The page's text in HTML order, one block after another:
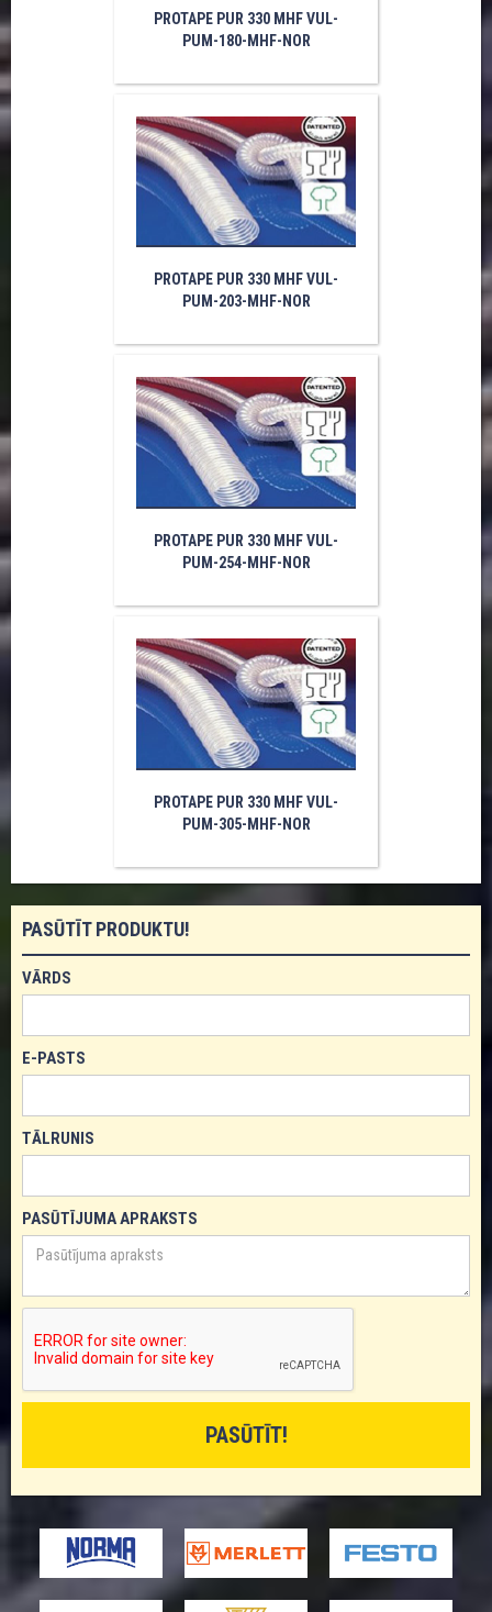
PROTAPE PUR 330 MHF VUL-
PUM-180-MHF-NOR
PROTAPE PUR 330 MHF VUL-
PUM-203-MHF-NOR
PROTAPE PUR 330 MHF VUL-
PUM-254-MHF-NOR
PROTAPE PUR 330 MHF VUL-
PUM-305-MHF-NOR
PASŪTĪT PRODUKTU!
VĀRDS
E-PASTS
TĀLRUNIS
PASŪTĪJUMA APRAKSTS